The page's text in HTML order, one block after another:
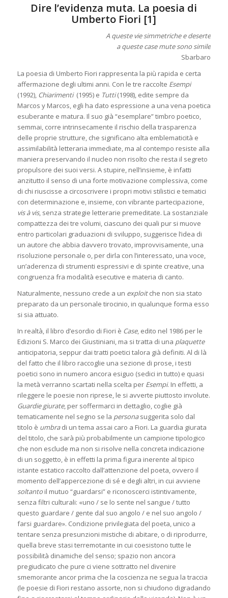
Dire l’evidenza muta. La poesia di
Umberto Fiori [1]
A queste vie simmetriche e deserte
a queste case mute sono simile
Sbarbaro
La poesia di Umberto Fiori rappresenta la più rapida e certa
affermazione degli ultimi anni. Con le tre raccolte Esempi
(1992), Chiarimenti (1995) e Tutti(1998), edite sempre da
Marcos y Marcos, egli ha dato espressione a una vena poetica
esuberante e matura. Il suo già “esemplare” timbro poetico,
semmai, corre intrinsecamente il rischio della trasparenza
delle proprie strutture, che significano alta emblematicità e
assimilabilità letteraria immediate, ma al contempo resiste alla
maniera preservando il nucleo non risolto che resta il segreto
propulsore dei suoi versi. A stupire, nell’insieme, è infatti
anzitutto il senso di una forte motivazione complessiva, come
di chi riuscisse a circoscrivere i propri motivi stilistici e tematici
con determinazione e, insieme, con vibrante partecipazione,
vis à vis, senza strategie letterarie premeditate. La sostanziale
compattezza dei tre volumi, ciascuno dei quali pur si muove
entro particolari graduazioni di sviluppo, suggerisce l’idea di
un autore che abbia davvero trovato, improvvisamente, una
risoluzione personale o, per dirla con l’interessato, una voce,
un’aderenza di strumenti espressivi e di spinte creative, una
congruenza fra modalità esecutive e materia di canto.
Naturalmente, nessuno crede a un exploitche non sia stato
preparato da un personale tirocinio, in qualunque forma esso
si sia attuato.
In realtà, il libro d’esordio di Fiori è Case, edito nel 1986 per le
Edizioni S. Marco dei Giustiniani, ma si tratta di una plaquette
anticipatoria, seppur dai tratti poetici talora già definiti. Al di là
del fatto che il libro raccoglie una sezione di prose, i testi
poetici sono in numero ancora esiguo (sedici in tutto) e quasi
la metà verranno scartati nella scelta per Esempi. In effetti, a
rileggere le poesie non riprese, le si avverte piuttosto involute.
Guardie giurate, per soffermarci in dettaglio, coglie già
tematicamente nel segno se la personasuggerita solo dal
titolo è umbradi un tema assai caro a Fiori. La guardia giurata
del titolo, che sarà più probabilmente un campione tipologico
che non esclude ma non si risolve nella concreta indicazione
di un soggetto, è in effetti la prima figura inerente al tipico
istante estatico raccolto dall’attenzione del poeta, ovvero il
momento dell’appercezione di sé e degli altri, in cui avviene
soltanto il mutuo “guardarsi” e riconoscerci istintivamente,
senza filtri culturali: «uno / se lo sente nel sangue / tutto
questo guardare / gente dal suo angolo / e nel suo angolo /
farsi guardare». Condizione privilegiata del poeta, unico a
tentare senza presunzioni mistiche di abitare, o di riprodurre,
quella breve stasi terremotante in cui coesistono tutte le
possibilità dinamiche del senso; spazio non ancora
pregiudicato che pure ci viene sottratto nel divenire
smemorante ancor prima che la coscienza ne segua la traccia
(le poesie di Fiori restano assorte, non si chiudono digradando